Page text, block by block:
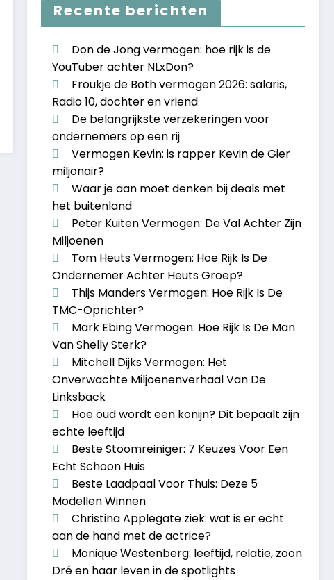
Recente berichten
Don de Jong vermogen: hoe rijk is de
YouTuber achter NLxDon?
Froukje de Both vermogen 2026: salaris,
Radio 10, dochter en vriend
De belangrijkste verzekeringen voor
ondernemers op een rij
Vermogen Kevin: is rapper Kevin de Gier
miljonair?
Waar je aan moet denken bij deals met
het buitenland
Peter Kuiten Vermogen: De Val Achter Zijn
Miljoenen
Tom Heuts Vermogen: Hoe Rijk Is De
Ondernemer Achter Heuts Groep?
Thijs Manders Vermogen: Hoe Rijk Is De
TMC-Oprichter?
Mark Ebing Vermogen: Hoe Rijk Is De Man
Van Shelly Sterk?
Mitchell Dijks Vermogen: Het
Onverwachte Miljoenenverhaal Van De
Linksback
Hoe oud wordt een konijn? Dit bepaalt zijn
echte leeftijd
Beste Stoomreiniger: 7 Keuzes Voor Een
Echt Schoon Huis
Beste Laadpaal Voor Thuis: Deze 5
Modellen Winnen
Christina Applegate ziek: wat is er echt
aan de hand met de actrice?
Monique Westenberg: leeftijd, relatie, zoon
Dré en haar leven in de spotlights